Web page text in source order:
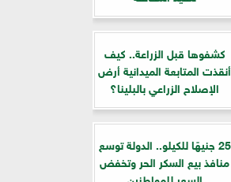
كشفوها قبل الزراعة.. كيف
أنقذت المتابعة الميدانية أرض
الإصلاح الزراعي بالبلينا؟
25 جنيهًا للكيلو.. الدولة توسع
منافذ بيع السكر الحر وتخفض